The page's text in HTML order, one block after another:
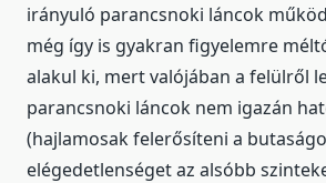
irányuló parancsnoki láncok
még így is gyakran figyelemre
alakul ki, mert valójában a felülről
parancsnoki láncok nem igazán
(hajlamosak felerősíteni a
elégedetlenséget az alsóbb